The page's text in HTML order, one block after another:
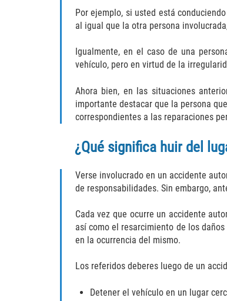
Por ejemplo, si usted está
al igual que la otra persona
Igualmente, en el caso de una
vehículo, pero en virtud de la
Ahora bien, en las situaciones
importante destacar que la persona
correspondientes a las reparaciones
¿Qué significa huir del
Verse involucrado en un accidente
de responsabilidades. Sin embargo,
Cada vez que ocurre un accidente
así como el resarcimiento de los
en la ocurrencia del mismo.
Los referidos deberes luego de un
Detener el vehículo en un lugar